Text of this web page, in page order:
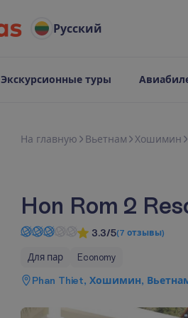
Русский
Экскурсионные туры
На главную Вьетнам Хошимин
Hon Rom 2
3.3/5(7 отзывы)
Для пар Economy
Phan Thiet, Хошимин,